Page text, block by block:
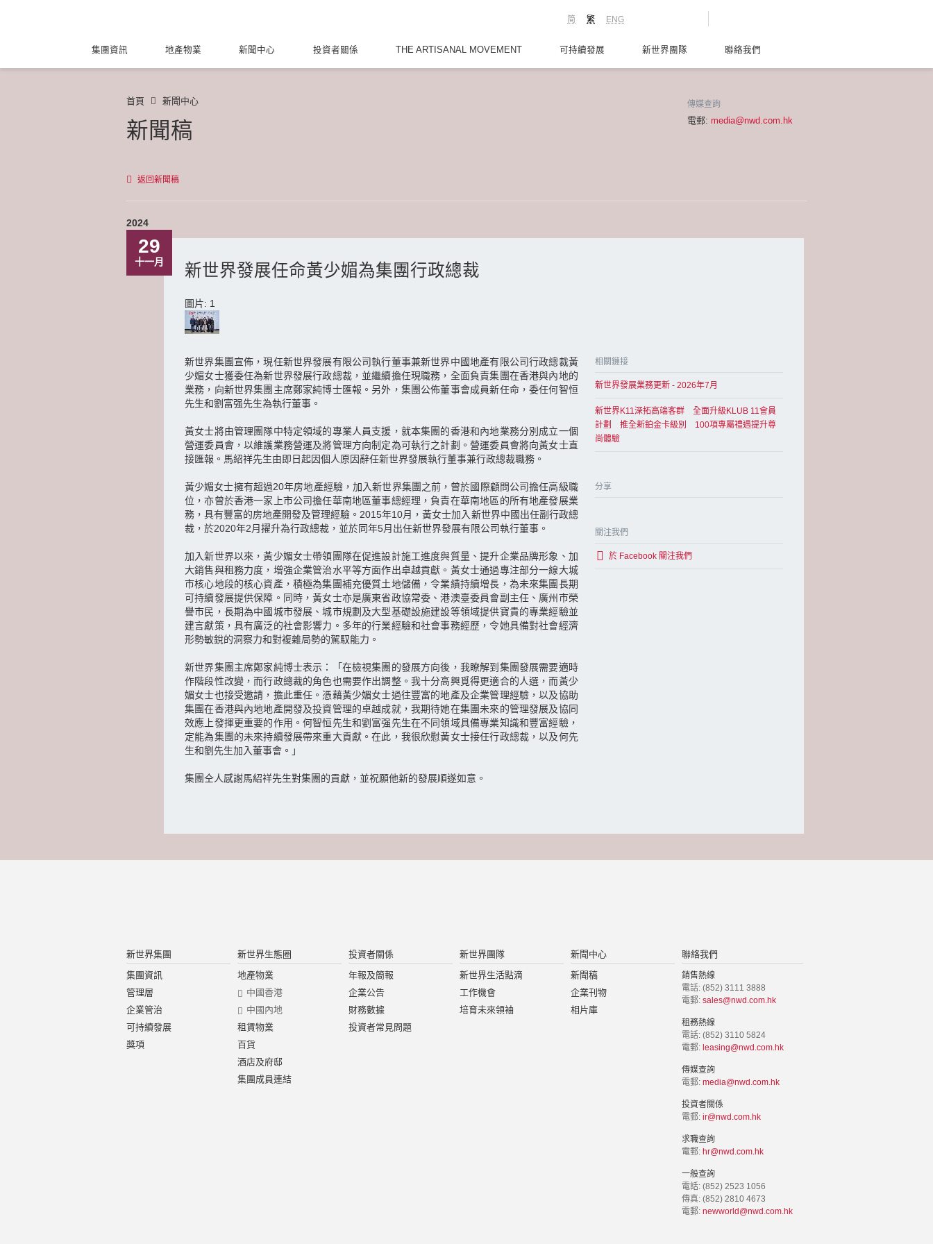
ENG
繁
简
集團資訊 地產物業 新聞中心 投資者關係 THE ARTISANAL MOVEMENT 可持續發展 新世界團隊 聯絡我們
首頁 新聞中心
新聞稿
傳媒查詢
電郵: media@nwd.com.hk
返回新聞稿
2024
29
十一月 新世界發展任命黃少媚為集團行政總裁
圖片: 1
新世界集團宣佈，現任新世界發展有限公司執行董事兼新世界中國地產有限公司行政總裁黃
少媚女士獲委任為新世界發展行政總裁，並繼續擔任現職務，全面負責集團在香港與內地的
業務，向新世界集團主席鄭家純博士匯報。另外，集團公佈董事會成員新任命，委任何智恒
先生和劉富强先生為執行董事。
黃女士將由管理團隊中特定領域的專業人員支援，就本集團的香港和內地業務分別成立一個
營運委員會，以維護業務營運及將管理方向制定為可執行之計劃。營運委員會將向黃女士直
接匯報。馬紹祥先生由即日起因個人原因辭任新世界發展執行董事兼行政總裁職務。
黃少媚女士擁有超過20年房地產經驗，加入新世界集團之前，曾於國際顧問公司擔任高級職
位，亦曾於香港一家上市公司擔任華南地區董事總經理，負責在華南地區的所有地產發展業
務，具有豐富的房地產開發及管理經驗。2015年10月，黃女士加入新世界中國出任副行政總
裁，於2020年2月擢升為行政總裁，並於同年5月出任新世界發展有限公司執行董事。
加入新世界以來，黃少媚女士帶領團隊在促進設計施工進度與質量、提升企業品牌形象、加
大銷售與租務力度，增強企業管治水平等方面作出卓越貢獻。黃女士通過專注部分一線大城
市核心地段的核心資產，積極為集團補充優質土地儲備，令業績持續增長，為未來集團長期
可持續發展提供保障。同時，黃女士亦是廣東省政協常委、港澳臺委員會副主任、廣州市榮
譽市民，長期為中國城市發展、城市規劃及大型基礎設施建設等領域提供寶貴的專業經驗並
建言獻策，具有廣泛的社會影響力。多年的行業經驗和社會事務經歷，令她具備對社會經濟
形勢敏銳的洞察力和對複雜局勢的駕馭能力。
新世界集團主席鄭家純博士表示：「在檢視集團的發展方向後，我瞭解到集團發展需要適時
作階段性改變，而行政總裁的角色也需要作出調整。我十分高興覓得更適合的人選，而黃少
媚女士也接受邀請，擔此重任。憑藉黃少媚女士過往豐富的地產及企業管理經驗，以及協助
集團在香港與內地地產開發及投資管理的卓越成就，我期待她在集團未來的管理發展及協同
效應上發揮更重要的作用。何智恒先生和劉富强先生在不同領域具備專業知識和豐富經驗，
定能為集團的未來持續發展帶來重大貢獻。在此，我很欣慰黃女士接任行政總裁，以及何先
生和劉先生加入董事會。」
集團仝人感謝馬紹祥先生對集團的貢獻，並祝願他新的發展順遂如意。
相關鏈接
新世界發展業務更新 - 2026年7月
新世界K11深拓高端客群 全面升級KLUB 11會員
計劃 推全新鉑金卡級別 100項專屬禮遇提升尊
尚體驗
分享
關注我們
於 Facebook 關注我們
新世界集團
集團資訊
管理層
企業管治
可持續發展
獎項
新世界生態圈
地產物業
中國香港
中國內地
租賃物業
百貨
酒店及府邸
集團成員連結
投資者關係
年報及簡報
企業公告
財務數據
投資者常見問題
新世界團隊
新世界生活點滴
工作機會
培育未來領袖
新聞中心
新聞稿
企業刊物
相片庫
聯絡我們
銷售熱線
電話: (852) 3111 3888
電郵: sales@nwd.com.hk
租務熱線
電話: (852) 3110 5824
電郵: leasing@nwd.com.hk
傳媒查詢
電郵: media@nwd.com.hk
投資者關係
電郵: ir@nwd.com.hk
求職查詢
電郵: hr@nwd.com.hk
一般查詢
電話: (852) 2523 1056
傳真: (852) 2810 4673
電郵: newworld@nwd.com.hk